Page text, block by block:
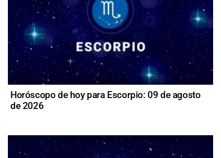
Horóscopo de hoy para Escorpio: 09 de agosto
de 2026